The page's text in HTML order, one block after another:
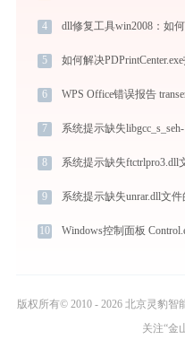
4 dll修复工具win2008：如
5 如何解决
6 WPS Office错误报告
7 系统提示缺失
8 系统提示缺失ftctrlpro3.dll
9 系统提示缺失unrar.dll文
10
版权所有© 2010 - 2026 北京灵豹智
关注“金